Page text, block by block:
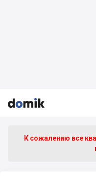



К сожалению все